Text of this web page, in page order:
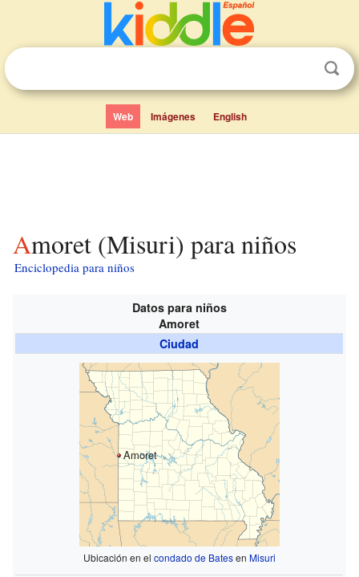
Web Imágenes English
Amoret (Misuri) para niños
Enciclopedia para niños
Datos para niños
Amoret
Ciudad
Amoret
Ubicación en el condado de Batesen Misuri